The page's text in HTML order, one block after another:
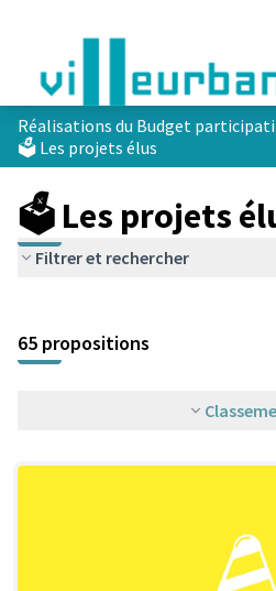
Réalisations du Budget
🗳️ Les projets élus
🗳️ Les projets
Filtrer et rechercher
+
−
65 propositions